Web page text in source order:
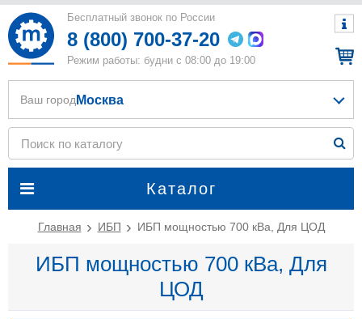
Бесплатный звонок по России
8 (800) 700-37-20
Режим работы: будни с 08:00 до 19:00
Каталог
Ваш город Москва
Главная ИБП ИБП мощностью 700 кВа, Для ЦОД
ИБП мощностью 700 кВа, Для
ЦОД